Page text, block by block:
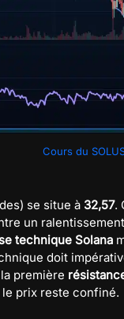
Cours du
se situe à 32,57.
un
technique Solana
doit
première
le prix reste confiné.